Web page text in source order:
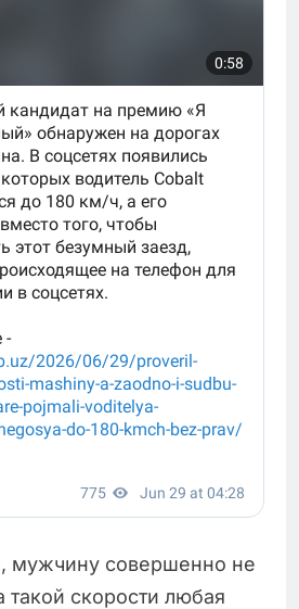
мужчину совершенно не
такой скорости любая